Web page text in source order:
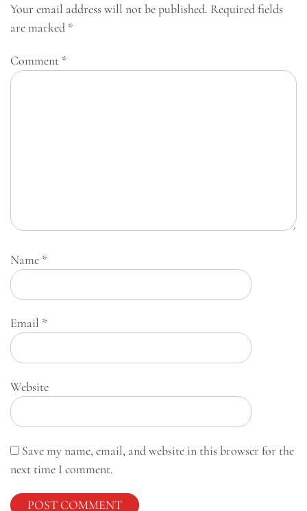
Your email address will not be published. Required fields
are marked *
Comment *
Name *
Email *
Website
Save my name, email, and website in this browser for the
next time I comment.